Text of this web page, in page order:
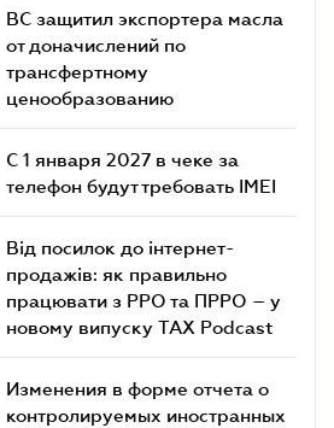
ВС защитил экспортера масла
от доначислений по
трансфертному
ценообразованию
С 1 января 2027 в чеке за
телефон будут требовать IMEI
Від посилок до інтернет-
продажів: як правильно
працювати з РРО та ПРРО – у
новому випуску TAX Podcast
Изменения в форме отчета о
контролируемых иностранных